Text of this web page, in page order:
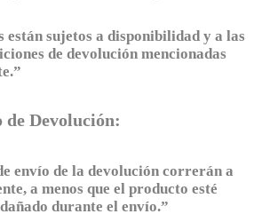
están sujetos a disponibilidad y a las
de devolución mencionadas
de Devolución:
envío de la devolución correrán a
a menos que el producto esté
durante el envío.”